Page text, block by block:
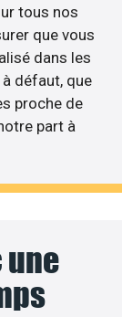
tous nos
que vous
dans les
défaut, que
proche de
part à
une